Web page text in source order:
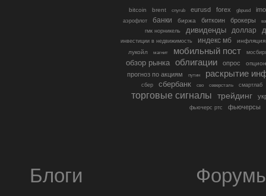
bitcoin brent cnyrub eurusd forex gbpusd
аэрофлот банки биржа биткоин брокеры
гмк норникель
дивиденды доллар
инвестиции в недвижимость индекс мб
инфляция
лукойл
магнит мобильный пост
обзор рынка облигации опрос
прогноз по акциям путин раскрытие
сбер сбербанк сво северсталь смартлаб
торговые сигналы трейдинг
фьючерс ртс фьючерсы
Блоги